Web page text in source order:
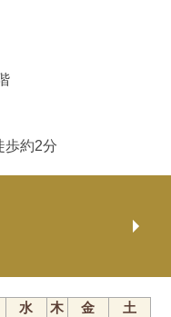
歩約2分
水 木 金
土